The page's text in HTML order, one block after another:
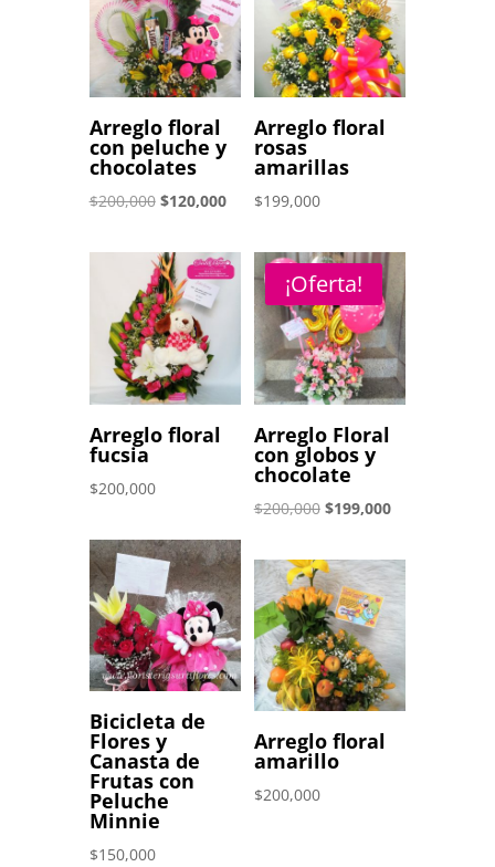
Arreglo floral
con peluche y
chocolates
$200,000 El
original
era:
$200,000.
$120,000El
actual
es:
$120,000.
Arreglo floral
rosas
amarillas
$199,000
Arreglo floral
fucsia
$200,000
¡Oferta!
Arreglo Floral
con globos y
chocolate
$200,000 El
original
era:
$200,000.
$199,000El
actual
es:
Bicicleta de
Flores y
Canasta de
Frutas con
Peluche
Minnie
$150,000
Arreglo floral
amarillo
$200,000